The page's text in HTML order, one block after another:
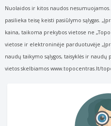
Nuolaidos ir kitos naudos
pasilieka teisę keisti pasiūlymo sąlygas.
kaina, taikoma prekybos vietose ne
vietose ir elektroninėje parduotuvėje
naudų taikymo sąlygos, taisyklės ir naudų
vietos skelbiamos www.topocentras.lt/